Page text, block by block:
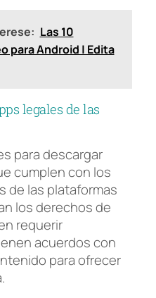
Las 10
para Android | Edita
legales de las
para descargar
cumplen con los
de las plataformas
los derechos de
requerir
acuerdos con
para ofrecer